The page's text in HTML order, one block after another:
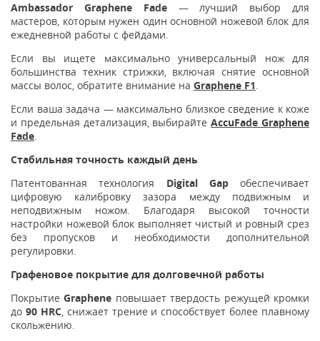
Ambassador Graphene Fade— лучший выбор для
мастеров, которым нужен один основной ножевой блок для
ежедневной работы с фейдами.
Если вы ищете максимально универсальный нож для
большинства техник стрижки, включая снятие основной
массы волос, обратите внимание на Graphene F1.
Если ваша задача — максимально близкое сведение к коже
и предельная детализация, выбирайтеAccuFade Graphene
Fade.
Стабильная точность каждый день
Патентованная технология Digital Gapобеспечивает
цифровую калибровку зазора между подвижным и
неподвижным ножом. Благодаря высокой точности
настройки ножевой блок выполняет чистый и ровный срез
без пропусков и необходимости дополнительной
регулировки.
Графеновое покрытие для долговечной работы
ПокрытиеGraphene повышает твердость режущей кромки
до 90 HRC, снижает трение и способствует более плавному
скольжению.